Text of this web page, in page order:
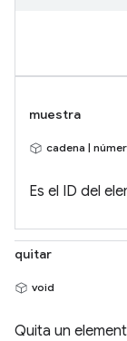
muestra
cadena |
Es el ID del
quitar
void
Quita un